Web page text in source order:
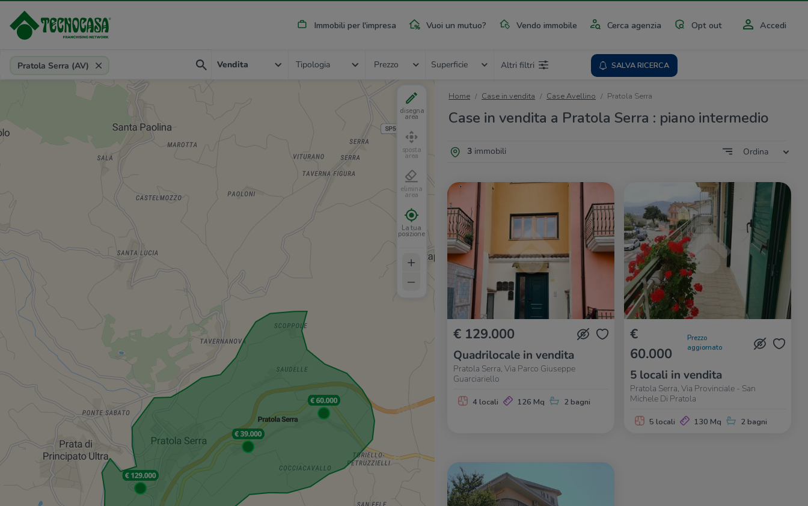
Immobili per l'impresa Vuoi un mutuo? Vendo immobile Cerca agenzia Opt out Accedi
Provincia, comune, zona, riferimento
Pratola Serra (AV) Vendita Tipologia Prezzo Superficie Altri filtri SALVA RICERCA
Home Case in vendita Case Avellino Pratola Serra
Case in vendita a Pratola Serra : piano intermedio
3immobili Ordina
€ 129.000
Quadrilocale in vendita
Pratola Serra, Via Parco Giuseppe
Guarciariello
4 locali 126 Mq 2 bagni
€
60.000
Prezzo
aggiornato
5 locali in vendita
Pratola Serra, Via Provinciale - San
Michele Di Pratola
5 locali 130 Mq 2 bagni
disegna
area
sposta
area
elimina
area
La tua
posizione
+
–